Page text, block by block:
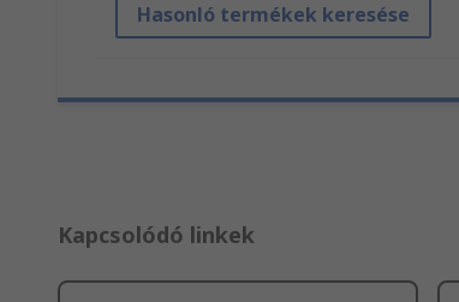
Hasonló termékek keresése
Kapcsolódó linkek